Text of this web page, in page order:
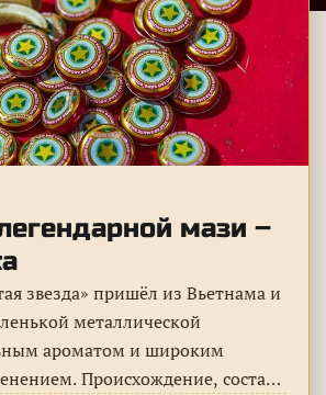
мази –
звезда» пришёл из Вьетнама и
металлической
ароматом и широким
Происхождение, состав